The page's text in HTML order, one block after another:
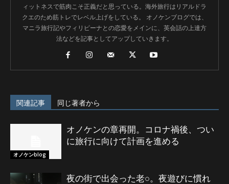
ィットネスで筋肉こそ正義だと思っている。海外旅行はリアルドラ
クエのため筋トレでレベル上げをしている。 オノケンブログでは、
マニラ旅行記やフィリピーナとの恋愛をメインに、英会話の上達方
法などを記事としてアップしていきます。
関連記事 同じ著者から
オノケンblog
オノケンの章再開。コロナ禍後、つい
に旅行に向けて計画を進める
夜の街で出会った老○。夜遊びに慣れ